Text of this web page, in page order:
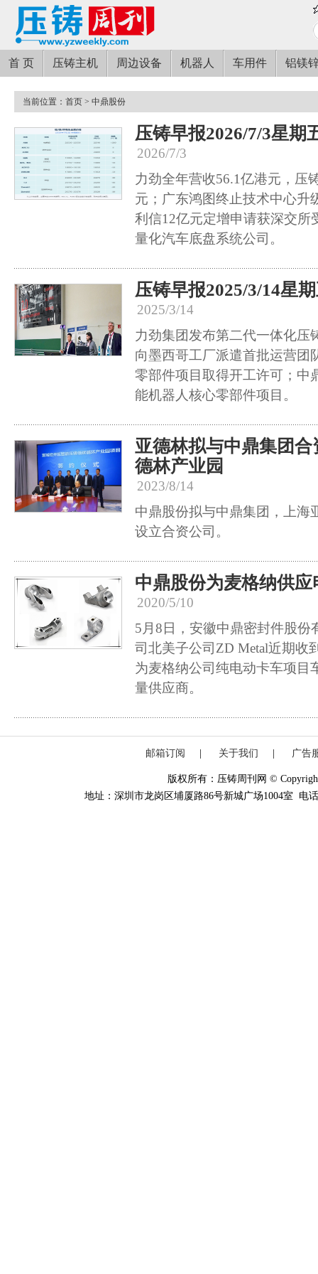
首 页 压铸主机 周边设备 机器人 车用件 铝镁
当前位置： 首页 > 中鼎股份
压铸早报2026/7/3星期
2026/7/3
力劲全年营收56.1亿港元，压
元；广东鸿图终止技术中心升
利信12亿元定增申请获深交所
量化汽车底盘系统公司。
压铸早报2025/3/14星
2025/3/14
力劲集团发布第二代一体化压
向墨西哥工厂派遣首批运营团
零部件项目取得开工许可；中
能机器人核心零部件项目。
亚德林拟与中鼎集团
德林产业园
2023/8/14
中鼎股份拟与中鼎集团，上海
设立合资公司。
中鼎股份为麦格纳供
2020/5/10
5月8日，安徽中鼎密封件股份
司北美子公司ZD Metal近期收
为麦格纳公司纯电动卡车项目
量供应商。
邮箱订阅 关于我们 广告
版权所有：压铸周刊网 ©
地址：深圳市龙岗区埔厦路86号新城广场1004室 电